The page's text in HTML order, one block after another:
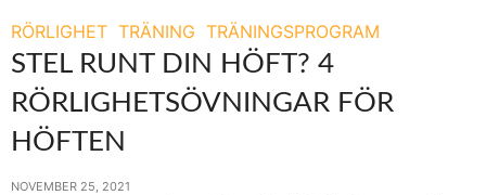
RÖRLIGHET TRÄNING TRÄNINGSPROGRAM
STEL RUNT DIN HÖFT? 4
RÖRLIGHETSÖVNINGAR FÖR
HÖFTEN
NOVEMBER 25, 2021